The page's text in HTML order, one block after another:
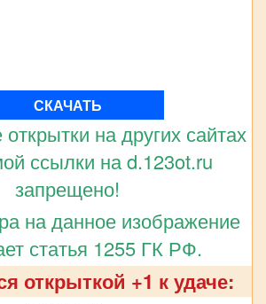
СКАЧАТЬ
на других сайтах
ссылки на d.123ot.ru
запрещено!
на данное изображение
статья 1255 ГК РФ.
открыткой +1 к удаче: